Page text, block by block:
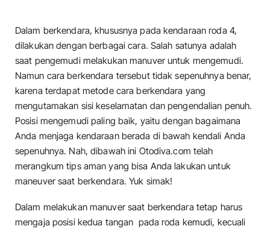
Dalam berkendara, khususnya pada kendaraan roda 4,
dilakukan dengan berbagai cara. Salah satunya adalah
saat pengemudi melakukan manuver untuk mengemudi.
Namun cara berkendara tersebut tidak sepenuhnya benar,
karena terdapat metode cara berkendara yang
mengutamakan sisi keselamatan dan pengendalian penuh.
Posisi mengemudi paling baik, yaitu dengan bagaimana
Anda menjaga kendaraan berada di bawah kendali Anda
sepenuhnya. Nah, dibawah ini Otodiva.com telah
merangkum tips aman yang bisa Anda lakukan untuk
maneuver saat berkendara. Yuk simak!
Dalam melakukan manuver saat berkendara tetap harus
mengaja posisi kedua tangan pada roda kemudi, kecuali